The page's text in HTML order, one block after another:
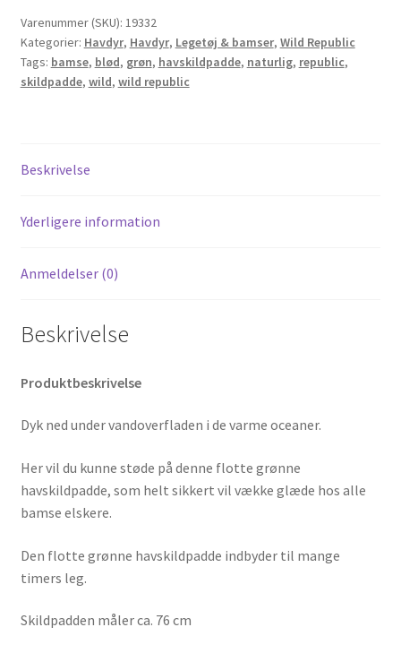
antal
Varenummer (SKU): 19332
Kategorier: Havdyr, Havdyr, Legetøj & bamser, Wild Republic
Tags: bamse, blød, grøn, havskildpadde, naturlig, republic,
skildpadde, wild, wild republic
Beskrivelse
Yderligere information
Anmeldelser (0)
Beskrivelse
Produktbeskrivelse
Dyk ned under vandoverfladen i de varme oceaner.
Her vil du kunne støde på denne flotte grønne
havskildpadde, som helt sikkert vil vække glæde hos alle
bamse elskere.
Den flotte grønne havskildpadde indbyder til mange
timers leg.
Skildpadden måler ca. 76 cm